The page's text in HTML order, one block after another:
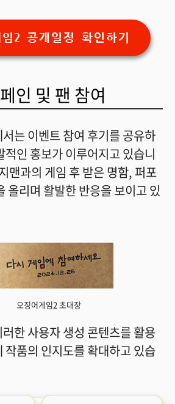
2 공개일정 확인하기
인 및 팬 참여
는 이벤트 참여 후기를 공유하
적인 홍보가 이루어지고 있습니
맨과의 게임 후 받은 명함, 퍼포
올리며 활발한 반응을 보이고 있
오징어게임2 초대장
한 사용자 생성 콘텐츠를 활용
작품의 인지도를 확대하고 있습